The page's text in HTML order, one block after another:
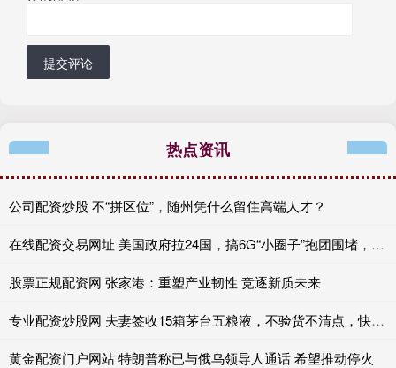
提交评论
热点资讯
公司配资炒股 不“拼区位”，随州凭什么留住高端人才？
在线配资交易网址 美国政府拉24国，搞6G“小圈子”抱团围堵，结果中国这张牌却先亮了！
股票正规配资网 张家港：重塑产业韧性 竞逐新质未来
专业配资炒股网 夫妻签收15箱茅台五粮液，不验货不清点，快递员起疑报警：立大功
黄金配资门户网站 特朗普称已与俄乌领导人通话 希望推动停火